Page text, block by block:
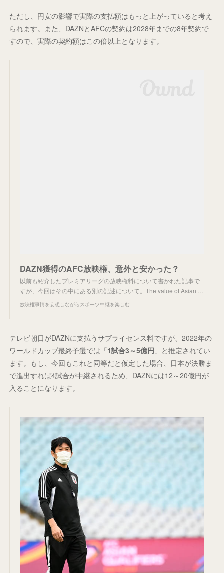
ただし、円安の影響で実際の支払額はもっと上がっていると考え
られます。また、DAZNとAFCの契約は2028年までの8年契約で
すので、実際の契約額はこの倍以上となります。
DAZN獲得のAFC放映権、意外と安かった？
以前も紹介したプレミアリーグの放映権料について書かれた記事で
すが、今回はその中にある別の記述について。The value of Asian …
放映権事情を妄想しながらスポーツ中継を楽しむ
テレビ朝日がDAZNに支払うサブライセンス料ですが、2022年の
ワールドカップ最終予選では「1試合3～5億円 」と推定されてい
ます。もし、今回もこれと同等だと仮定した場合、日本が決勝ま
で進出すれば4試合が中継されるため、DAZNには12～20億円が
入ることになります。